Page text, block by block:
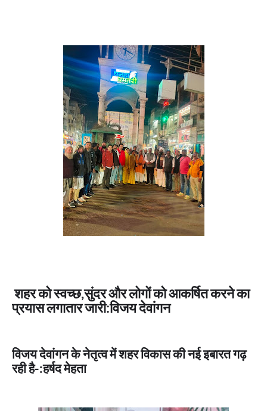
शहर को स्वच्छ,सुंदर और लोगों को आकर्षित करने का
प्रयास लगातार जारी:विजय देवांगन
विजय देवांगन के नेतृत्व में शहर विकास की नई इबारत गढ़
रही है-:हर्षद मेहता